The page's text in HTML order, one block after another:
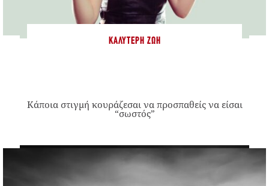
ΚΑΛΎΤΕΡΗ ΖΩΉ
Κάποια στιγμή κουράζεσαι να προσπαθείς να είσαι
“σωστός”